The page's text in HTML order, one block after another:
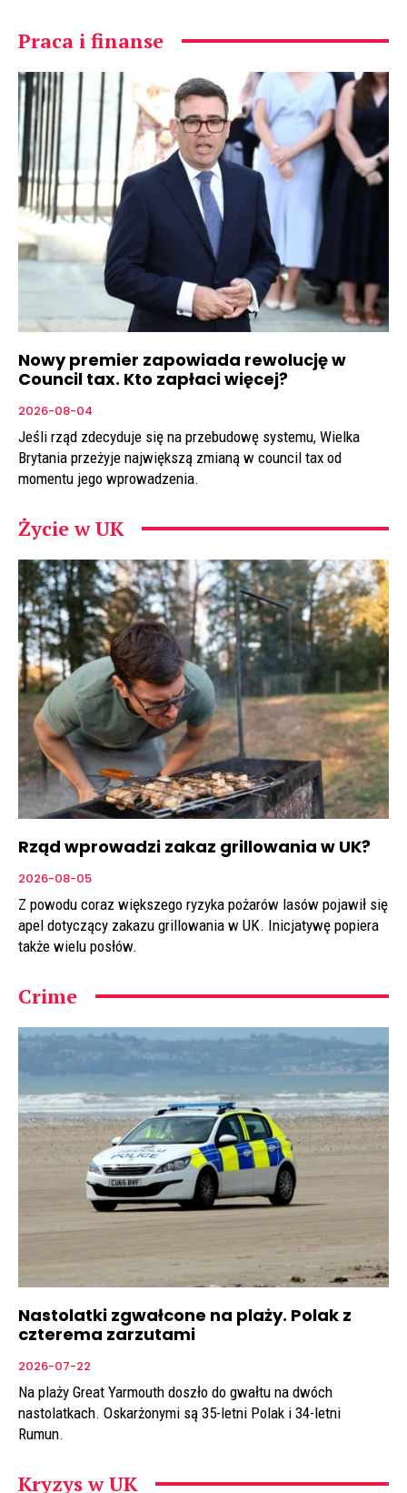
Praca i finanse
Nowy premier zapowiada rewolucję w
Council tax. Kto zapłaci więcej?
2026-08-04
Jeśli rząd zdecyduje się na przebudowę systemu, Wielka
Brytania przeżyje największą zmianą w council tax od
momentu jego wprowadzenia.
Życie w UK
Rząd wprowadzi zakaz grillowania w UK?
2026-08-05
Z powodu coraz większego ryzyka pożarów lasów pojawił się
apel dotyczący zakazu grillowania w UK. Inicjatywę popiera
także wielu posłów.
Crime
Nastolatki zgwałcone na plaży. Polak z
czterema zarzutami
2026-07-22
Na plaży Great Yarmouth doszło do gwałtu na dwóch
nastolatkach. Oskarżonymi są 35-letni Polak i 34-letni
Rumun.
Kryzys w UK